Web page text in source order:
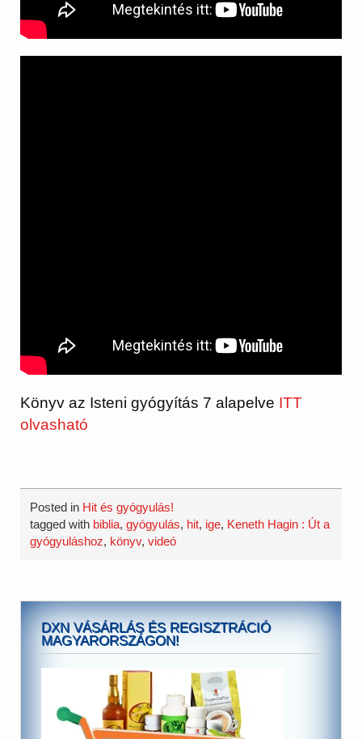
Könyv az Isteni gyógyítás 7 alapelve ITT
olvasható
Posted in Hit és gyógyulás!
tagged with biblia,gyógyulás, hit, ige, Keneth Hagin : Út a
gyógyuláshoz, könyv,videó
DXN VÁSÁRLÁS ÉS REGISZTRÁCIÓ
MAGYARORSZÁGON!